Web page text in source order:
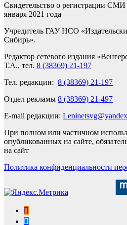
Свидетельство о регистрации
января 2021 года
Учредитель ГАУ НСО
Сибирь».
Редактор сетевого издания
Т.А., тел. 8 (38369) 21-197
Тел. редакции: 8 (38369) 21-197
Отдел рекламы 8 (38369) 21-497
E-mail редакции:
При полном или частичном
опубликованных на сайте,
на сайт
Политика конфиденциальности